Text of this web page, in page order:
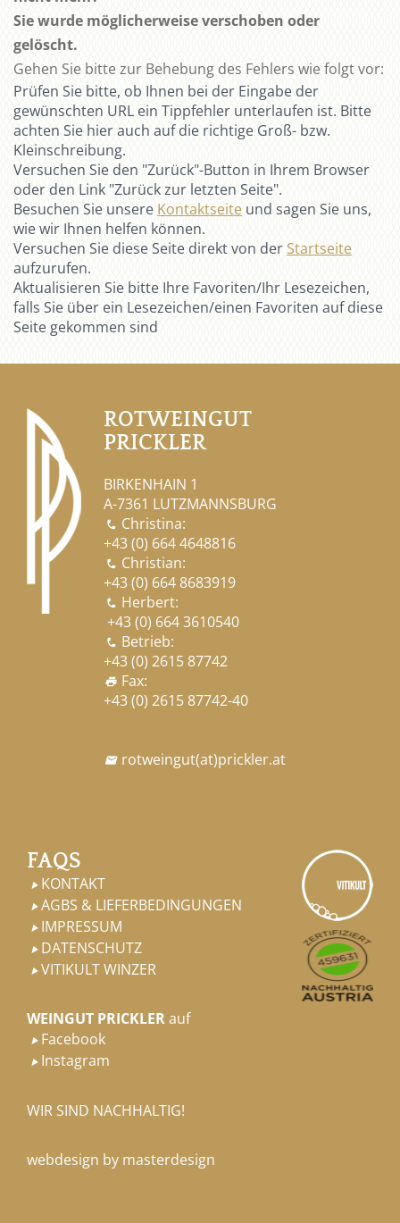
Sie wurde möglicherweise verschoben oder
gelöscht.
Gehen Sie bitte zur Behebung des Fehlers wie folgt vor:
Prüfen Sie bitte, ob Ihnen bei der Eingabe der
gewünschten URL ein Tippfehler unterlaufen ist. Bitte
achten Sie hier auch auf die richtige Groß- bzw.
Kleinschreibung.
Versuchen Sie den "Zurück"-Button in Ihrem Browser
oder den Link "Zurück zur letzten Seite".
Besuchen Sie unsere Kontaktseite und sagen Sie uns,
wie wir Ihnen helfen können.
Versuchen Sie diese Seite direkt von derStartseite
aufzurufen.
Aktualisieren Sie bitte Ihre Favoriten/Ihr Lesezeichen,
falls Sie über ein Lesezeichen/einen Favoriten auf diese
Seite gekommen sind
ROTWEINGUT
PRICKLER
BIRKENHAIN 1
A-7361 LUTZMANNSBURG
 Christina:
+43 (0) 664 4648816
 Christian:
+43 (0) 664 8683919
 Herbert:
+43 (0) 664 3610540
 Betrieb:
+43 (0) 2615 87742
print Fax:
+43 (0) 2615 87742-40
 rotweingut(at)prickler.at
FAQS
 KONTAKT
 AGBS & LIEFERBEDINGUNGEN
 IMPRESSUM
 DATENSCHUTZ
 VITIKULT WINZER
WEINGUT PRICKLERauf
 Facebook
 Instagram
WIR SIND NACHHALTIG!
webdesign by masterdesign